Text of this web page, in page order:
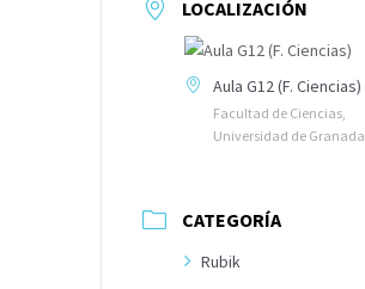
LOCALIZACIÓN
Aula G12 (F. Ciencias)
Facultad de Ciencias,
Universidad de Granada
CATEGORÍA
Rubik